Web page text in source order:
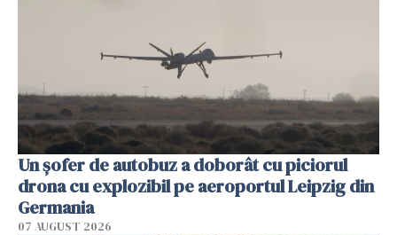
Un șofer de autobuz a doborât cu piciorul
drona cu explozibil pe aeroportul Leipzig din
Germania
07 AUGUST 2026